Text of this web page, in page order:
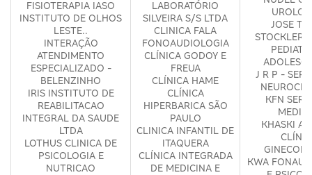
FISIOTERAPIA IASO
INSTITUTO DE OLHOS
LESTE..
INTERAÇÃO
ATENDIMENTO
ESPECIALIZADO -
BELENZINHO
IRIS INSTITUTO DE
REABILITACAO
INTEGRAL DA SAUDE
LTDA
LOTHUS CLINICA DE
PSICOLOGIA E
NUTRICAO
LABORATÓRIO
SILVEIRA S/S LTDA
CLINICA FALA
FONOAUDIOLOGIA
CLÍNICA GODOY E
FREUA
CLÍNICA HAME
CLÍNICA
HIPERBARICA SÃO
PAULO
CLINICA INFANTIL DE
ITAQUERA
CLÍNICA INTEGRADA
DE MEDICINA E
JOSE
STOCKLER
J R P -
KFN
KHASKI
KWA